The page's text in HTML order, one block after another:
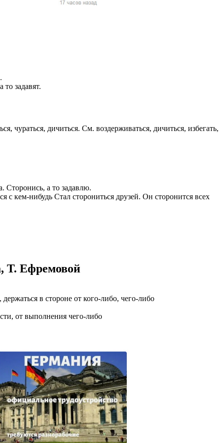
женщин и
страны),
встреча
проживание.
профиле.
в
то задавят.
чураться, дичиться. См. воздерживаться, дичиться, избегать,
Сторонись, а то задавлю.
с кем-нибудь Стал сторониться друзей. Он сторонится всех
Т. Ефремовой
в стороне от кого-либо, чего-либо
от выполнения чего-либо